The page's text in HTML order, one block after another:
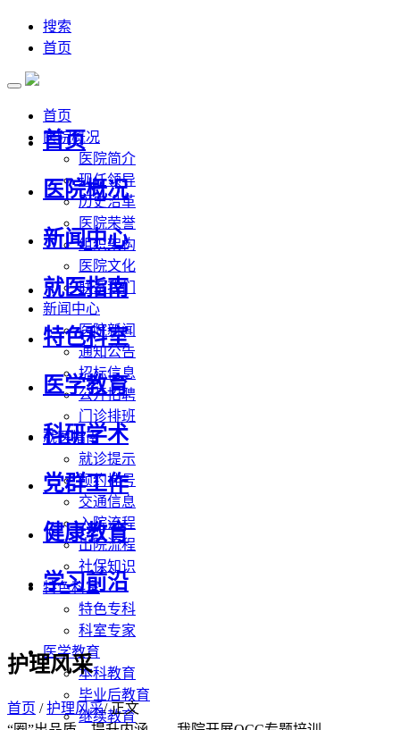
搜索
首页
首页
医院概况
医院简介
现任领导
历史沿革
医院荣誉
组织架构
医院文化
联系我们
新闻中心
医院新闻
通知公告
招标信息
公开招聘
门诊排班
就医指南
就诊提示
预约挂号
交通信息
入院流程
出院流程
社保知识
特色科室
特色专科
科室专家
医学教育
本科教育
毕业后教育
继续教育
首页
医院概况
新闻中心
就医指南
特色科室
医学教育
科研学术
党群工作
健康教育
学习前沿
护理风采
首页 /护理风采/ 正文